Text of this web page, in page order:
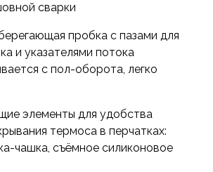
придает термосу
в межстеночном пространстве,
срок его службы.
и безупречное качество
и безопасные,
материалы. Корпус
из пищевой
18/8 AISI 304, устойчивой к
и нейтральной по
сварки
пробка с пазами для
и указателями потока
с пол-оборота, легко
элементы для удобства
термоса в перчатках:
чашка, съёмное силиконовое